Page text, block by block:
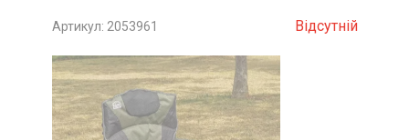
Артикул: 2053961 Відсутній